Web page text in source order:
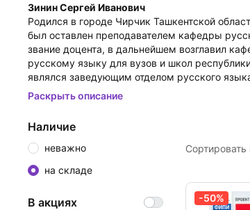
Зинин Сергей Иванович
Родился в городе Чирчик Ташкентской
был оставлен преподавателем кафедры
звание доцента, в дальнейшем возглавил
русскому языку для вузов и школ
являлся заведующим отделом русского
и 2000 избирался в высший
работа которого была направлена на
собрал сотни изданий произведений
была им передана в ташкентский музей
Дата рождения: 5 декабря 1935 г.
Раскрыть описание
Сортировать
-50%
Наличие
неважно
на складе
В акциях